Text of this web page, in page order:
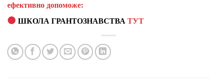
ефективно допоможе:
ШКОЛА ГРАНТОЗНАВСТВАТУТ